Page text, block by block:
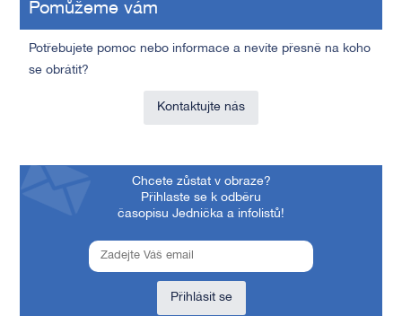
Pomůžeme vám
Potřebujete pomoc nebo informace a nevíte přesně na koho
se obrátit?
Kontaktujte nás
Chcete zůstat v obraze?
Přihlaste se k odběru
časopisu Jednička a infolistů!
Přihlásit se